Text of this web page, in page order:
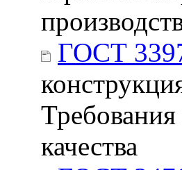
ГОСТ
качества